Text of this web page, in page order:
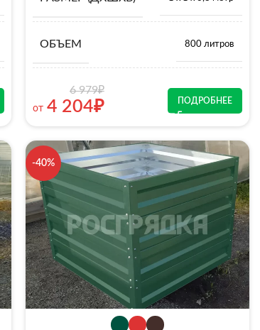
ОБЪЕМ 800 литров
от
6 979₽
4 204₽ ПОДРОБНЕЕ
-40%